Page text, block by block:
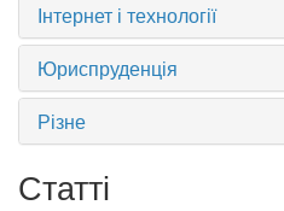
Інтернет і технології
Юриспруденція
Різне
Статті